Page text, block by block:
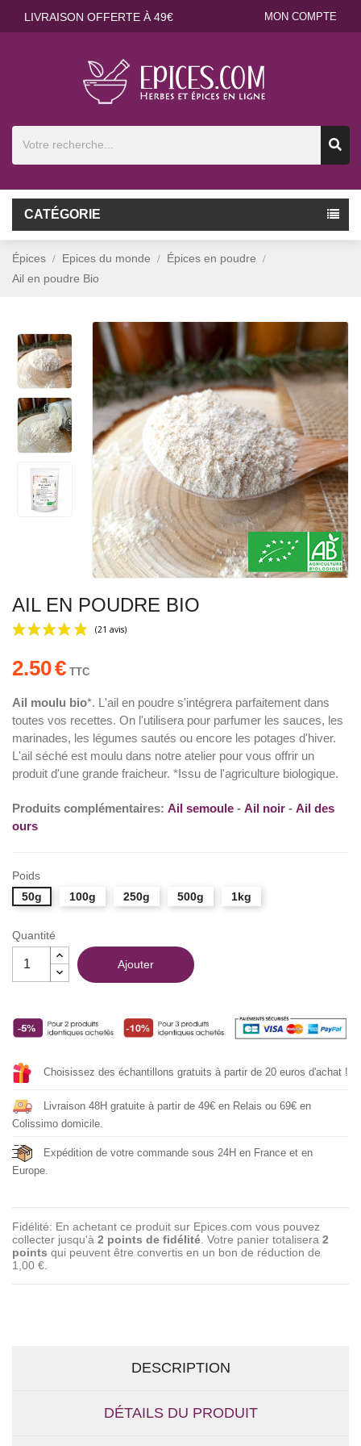
LIVRAISON OFFERTE À 49€ MON COMPTE
CATÉGORIE
Épices Epices du monde
Épices en poudre
Ail en poudre Bio
AIL EN POUDRE BIO
(21 avis)
2.50€ TTC
Ail moulu bio*. L'ail en poudre s'intégrera parfaitement dans
toutes vos recettes. On l'utilisera pour parfumer les sauces, les
marinades, les légumes sautés ou encore les potages d'hiver.
L'ail séché est moulu dans notre atelier pour vous offrir un
produit d'une grande fraicheur. *Issu de l'agriculture biologique.
Produits complémentaires: Ail semoule - Ail noir - Ail des
ours
Poids
50g
100g 250g 500g 1kg
Quantité
Ajouter
Choisissez des échantillons gratuits à partir de 20 euros d'achat !
Livraison 48H gratuite à partir de 49€ en Relais ou 69€ en
Colissimo domicile.
Expédition de votre commande sous 24H en France et en
Europe.
Fidélité: En achetant ce produit sur Epices.com vous pouvez
collecter jusqu'à 2 points de fidélité . Votre panier totalisera 2
points qui peuvent être convertis en un bon de réduction de
1,00 €
DESCRIPTION
DÉTAILS DU PRODUIT